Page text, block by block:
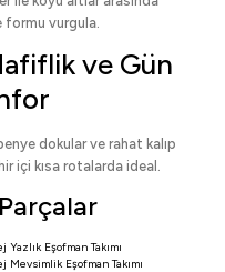
formu vurgula.
ve Gün
dokular ve rahat kalıp
içi kısa rotalarda ideal.
Yazlık Eşofman Takımı
Mevsimlik Eşofman Takımı